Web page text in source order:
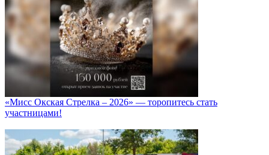
«Мисс Окская Стрелка – 2026» — торопитесь стать
участницами!